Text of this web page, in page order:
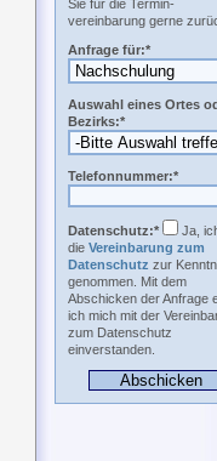
Sie für die Termin-
vereinbarung gerne
Anfrage für:*
Auswahl eines Ortes
Bezirks:*
Telefonnummer:*
Datenschutz:*
Ja,
die Vereinbarung zum
Datenschutz zur
genommen. Mit dem
Abschicken der Anfrage
ich mich mit der
zum Datenschutz
einverstanden.